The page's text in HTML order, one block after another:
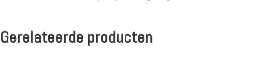
Gerelateerde producten